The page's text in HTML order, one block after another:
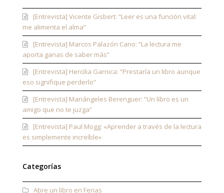
[Entrevista] Vicente Gisbert: “Leer es una función vital:
me alimenta el alma”
[Entrevista] Marcos Palazón Cano: “La lectura me
aporta ganas de saber más”
[Entrevista] Hercilia Garnica: “Prestaría un libro aunque
eso signifique perderlo”
[Entrevista] Mariángeles Berenguer: “Un libro es un
amigo que no te juzga”
[Entrevista] Paul Mogg: «Aprender a través de la lectura
es simplemente increíble»
Categorías
Abre un libro en Ferias